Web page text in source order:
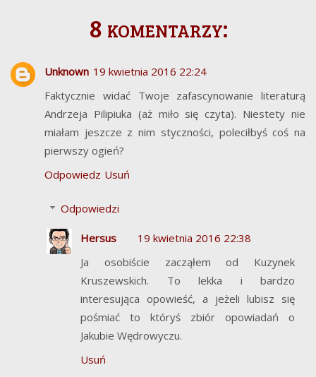
8 komentarzy:
Unknown 19 kwietnia 2016 22:24
Faktycznie widać Twoje zafascynowanie literaturą
Andrzeja Pilipiuka (aż miło się czyta). Niestety nie
miałam jeszcze z nim styczności, poleciłbyś coś na
pierwszy ogień?
Odpowiedz Usuń
Odpowiedzi
Hersus
19 kwietnia 2016 22:38
Ja osobiście zacząłem od Kuzynek
Kruszewskich. To lekka i bardzo
interesująca opowieść, a jeżeli lubisz się
pośmiać to któryś zbiór opowiadań o
Jakubie Wędrowyczu.
Usuń